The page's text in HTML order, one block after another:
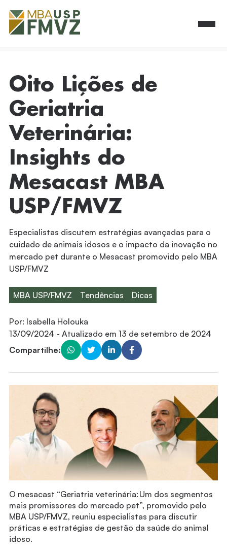
Oito Lições de
Geriatria
Veterinária:
Insights do
Mesacast MBA
USP/FMVZ
Especialistas discutem estratégias avançadas para o
cuidado de animais idosos e o impacto da inovação no
mercado pet durante o Mesacast promovido pelo MBA
USP/FMVZ
MBA USP/FMVZ Tendências Dicas
Por: Isabella Holouka
13/09/2024 - Atualizado em 13 de setembro de 2024
Compartilhe:
O mesacast “Geriatria veterinária: Um dos segmentos
mais promissores do mercado pet”, promovido pelo
MBA USP/FMVZ, reuniu especialistas para discutir
práticas e estratégias de gestão da saúde do animal
idoso.